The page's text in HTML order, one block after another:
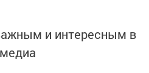
и интересным в